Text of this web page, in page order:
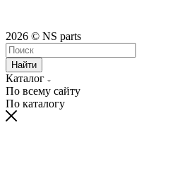
2026 © NS parts
Найти
Каталог
По всему сайту
По каталогу